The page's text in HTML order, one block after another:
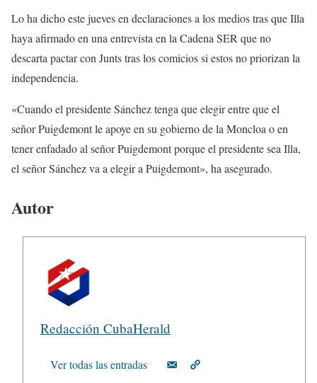
Lo ha dicho este jueves en declaraciones a los medios tras que Illa
haya afirmado en una entrevista en la Cadena SER que no
descarta pactar con Junts tras los comicios si estos no priorizan la
independencia.
«Cuando el presidente Sánchez tenga que elegir entre que el
señor Puigdemont le apoye en su gobierno de la Moncloa o en
tener enfadado al señor Puigdemont porque el presidente sea Illa,
el señor Sánchez va a elegir a Puigdemont», ha asegurado.
Autor
Redacción CubaHerald
Ver todas las entradas